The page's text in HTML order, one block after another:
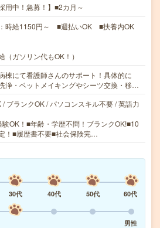
用中！急募！】■2カ月～
時給1150円～ ■週払いOK ■扶養内OK
（ガソリン代もOK！）
棟にて看護師さんのサポート！具体的に
浄・ベットメイキングやシーツ交換・移…
/ ブランクOK / パソコンスキル不要 / 英語力
OK！■年齢・学歴不問！ブランクOK!■10
！■履歴書不要■社会保険完…
30代 40代 50代
60代
男性